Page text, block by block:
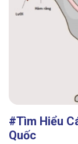
LIÊN HỆ
#Tìm Hiểu
Quốc